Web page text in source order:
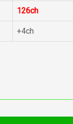
126ch
+4ch